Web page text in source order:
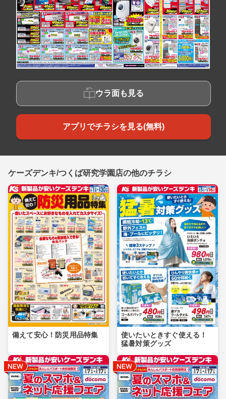
ウラ面も見る
アプリでチラシを見る(無料)
ケーズデンキ/つくば研究学園店の他のチラシ
備えて安心！防災用品特集
使いたいときすぐ使える！
猛暑対策グッズ